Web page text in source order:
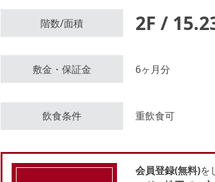
ログイン後に
物件情報の全てがご覧いただけます
階数/面積 2F /
敷金・保証金 6ヶ月分
飲食条件 重飲食可
会員登録(無料)を